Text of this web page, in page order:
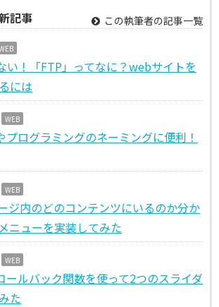
記事
この執筆者の記事一覧
い！「FTP」ってなに？webサイトを
には
WEB
プログラミングのネーミングに便利！
WEB
ジ内のどのコンテンツにいるのか分か
ニューを実装してみた
WEB
ールバック関数を使って2つのスライダ
た